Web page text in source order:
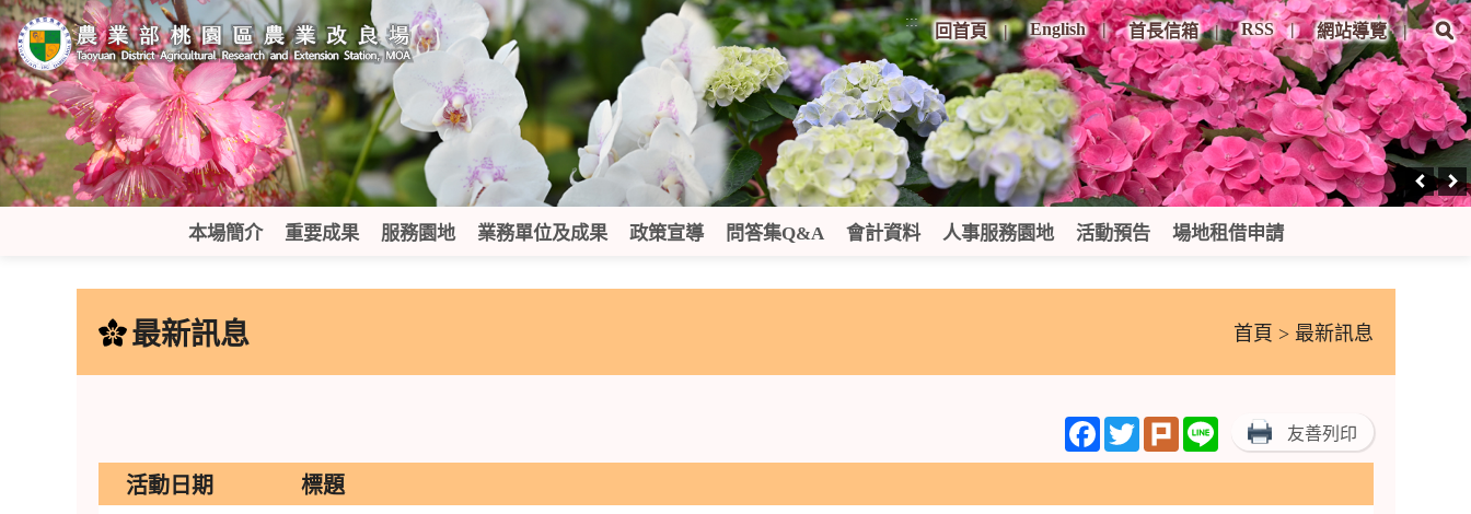
跳
到
主
要
內
容
區
塊
:::
回首頁 English 首長信箱 RSS 網站導覽
本場簡介 重要成果 服務園地 業務單位及成果 政策宣導 問答集Q&A 會計資料 人事服務園地 活動預告 場地租借申請
最新訊息 首頁 > 最新訊息
Facebook
TwitterPlurk Line 友善列印
活動日期
標題